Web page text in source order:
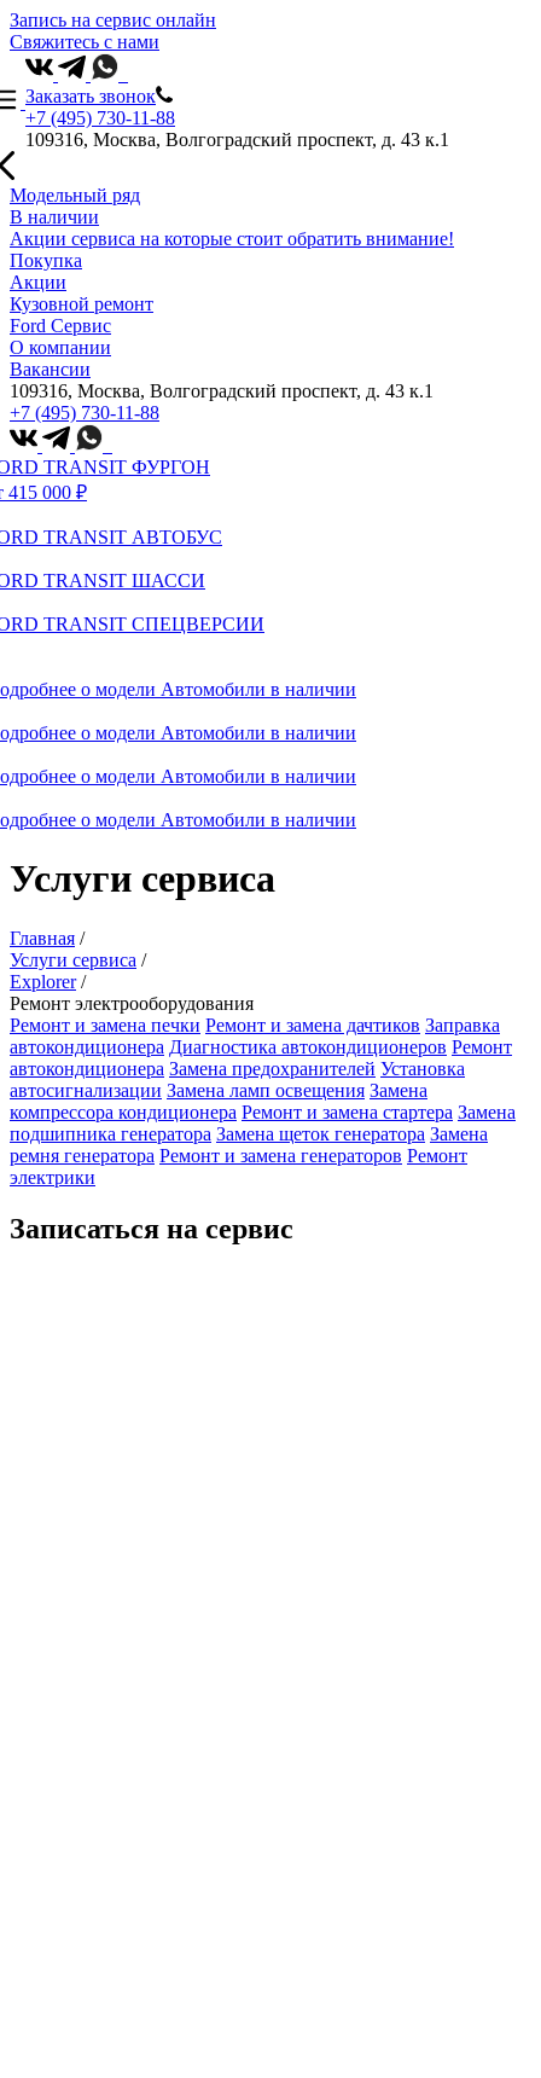
Запись на сервис онлайн
Свяжитесь с нами
Заказать звонок
+7 (495) 730-11-88
109316, Москва, Волгоградский проспект, д. 43 к.1
Модельный ряд
В наличии
Акции сервиса на которые стоит обратить внимание!
Покупка
Акции
Кузовной ремонт
Ford Сервис
О компании
Вакансии
109316, Москва, Волгоградский проспект, д. 43 к.1
+7 (495) 730-11-88
TRANSIT ФУРГОН
415 000 ₽
TRANSIT АВТОБУС
TRANSIT ШАССИ
TRANSIT СПЕЦВЕРСИИ
о модели Автомобили в наличии
о модели Автомобили в наличии
о модели Автомобили в наличии
о модели Автомобили в наличии
Услуги сервиса
Главная /
Услуги сервиса /
Explorer/
Ремонт электрооборудования
Ремонт и замена печки Ремонт и замена дачтиков Заправка
автокондиционера Диагностика автокондиционеров Ремонт
автокондиционера Замена предохранителей Установка
автосигнализации Замена ламп освещения Замена
компрессора кондиционера Ремонт и замена стартера Замена
подшипника генератора Замена щеток генератора Замена
ремня генератора Ремонт и замена генераторов Ремонт
электрики
Записаться на сервис